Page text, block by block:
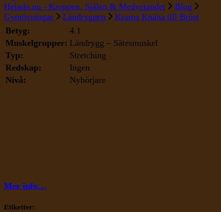
Krama
Knäna
till
Bröst
Heladu.nu - Kroppen, Själen & Medvetandet
Blog
Gymövningar
Ländryggen
Krama Knäna till Bröst
Betyg:
4.1
Muskelgrupper: Ländrygg – Sätesmuskel
Typ:
Stretching
Redskap:
Ingen
Nivå:
Nybörjare
Mer info…
Etiketter: